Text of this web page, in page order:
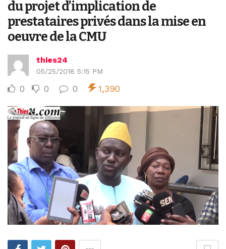
du projet d’implication de
prestataires privés dans la mise en
oeuvre de la CMU
thies24
05/25/2018 5:15 PM
0 0 0 1,390